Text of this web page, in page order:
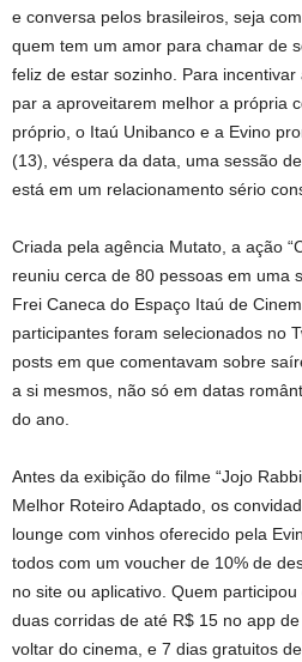
e conversa pelos brasileiros, seja
quem tem um amor para chamar de
feliz de estar sozinho. Para
par a aproveitarem melhor a própria
próprio, o Itaú Unibanco e a Evino
(13), véspera da data, uma sessão
está em um relacionamento sério
Criada pela agência Mutato, a ação
reuniu cerca de 80 pessoas em uma
Frei Caneca do Espaço Itaú de
participantes foram selecionados no
posts em que comentavam sobre
a si mesmos, não só em datas
do ano.
Antes da exibição do filme “Jojo
Melhor Roteiro Adaptado, os
lounge com vinhos oferecido pela
todos com um voucher de 10% de
no site ou aplicativo. Quem
duas corridas de até R$ 15 no app
voltar do cinema, e 7 dias gratuitos